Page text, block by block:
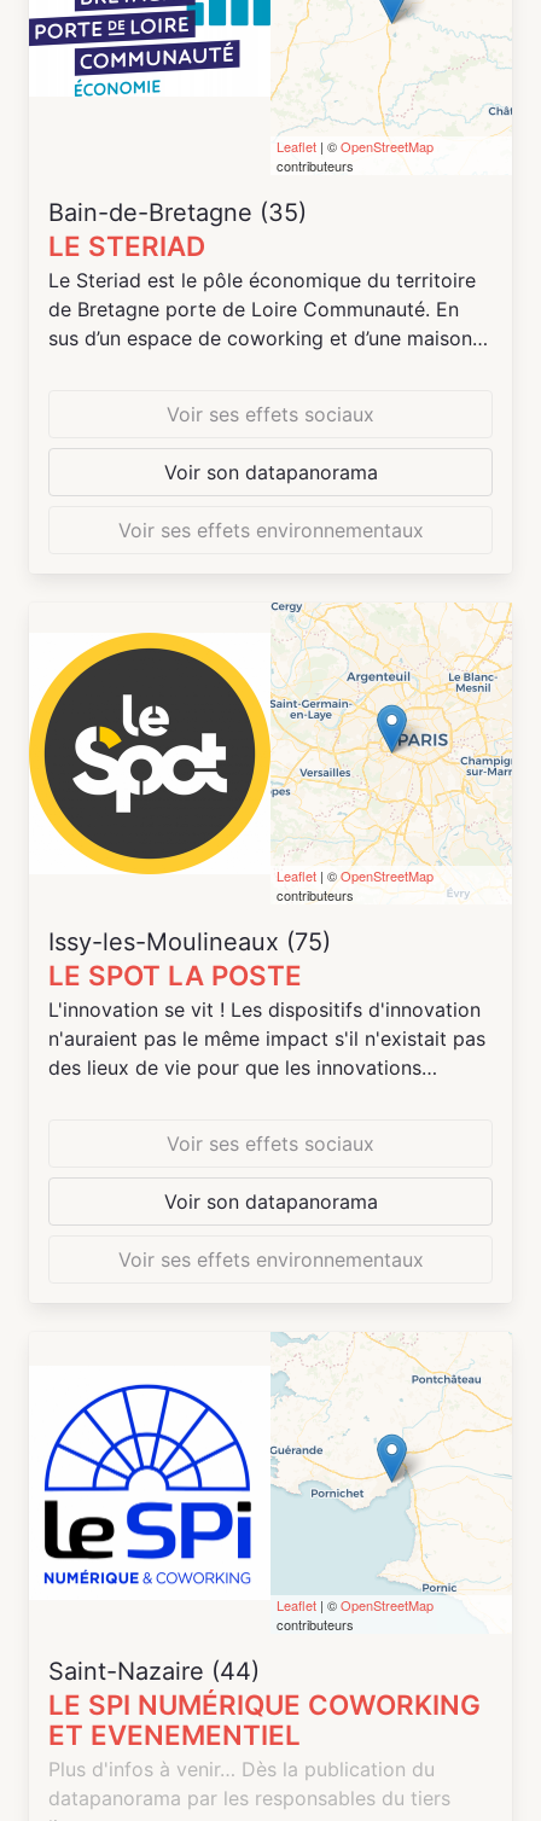
Leaflet | ©OpenStreetMap
contributeurs
Bain-de-Bretagne (35)
LE STERIAD
Le Steriad est le pôle économique du territoire
de Bretagne porte de Loire Communauté. En
sus d’un espace de coworking et d’une maison
entrepreneurs.
Pour un service de proximité efficient pour les
parc d’activités de Château Gaillard sur la
Voir ses effets sociaux
Voir son datapanorama
Voir ses effets environnementaux
Leaflet | ©OpenStreetMap
contributeurs
Issy-les-Moulineaux (75)
LE SPOT LA POSTE
L'innovation se vit ! Les dispositifs d'innovation
n'auraient pas le même impact s'il n'existait pas
des lieux de vie pour que les innovations
Le Spot, ouvert en janvier 2021, a trouvé ses
publics et a démontré son utilité pour participer
à la création de synergies entre La Poste et son
Avec plus de 3000 visiteurs par an, internes au
mais aussi plus de 200 évènements en 2022,
dont de nombreuses Learning expédition, ce
lieu atypique contribue à porter l'Innovation
d'un Groupe multi-métiers.
Voir ses effets sociaux
Voir son datapanorama
Voir ses effets environnementaux
Leaflet | ©OpenStreetMap
contributeurs
Saint-Nazaire (44)
LE SPI NUMÉRIQUE COWORKING
ET EVENEMENTIEL
Plus d'infos à venir… Dès la publication du
datapanorama par les responsables du tiers